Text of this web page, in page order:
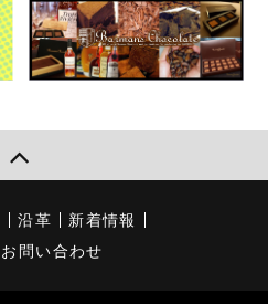
沿革
新着情報
お問い合わせ